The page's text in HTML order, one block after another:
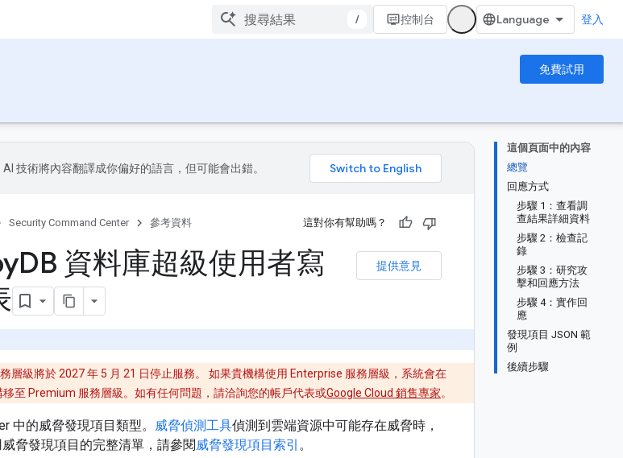
/ 控制台 登入
免費試用
這個頁面中的內容
總覽
回應方式
步驟 1：查看調
查結果詳細資料
步驟 2：檢查記
錄
步驟 3：研究攻
擊和回應方法
步驟 4：實作回
應
發現項目 JSON 範
例
後續步驟
技術將內容翻譯成你偏好的語言，但可能會出錯。
Security Command Center 參考資料 這對你有幫助嗎？
提供意見
DB 資料庫超級使用者寫
層級將於 2027 年 5 月 21 日停止服務。 如果貴機構使用 Enterprise 服務層級，系統會在
至 Premium 服務層級。如有任何問題，請洽詢您的帳戶代表或Google Cloud 銷售專家。
中的威脅發現項目類型。 威脅偵測工具偵測到雲端資源中可能存在威脅時，
脅發現項目的完整清單，請參閱威脅發現項目索引 。